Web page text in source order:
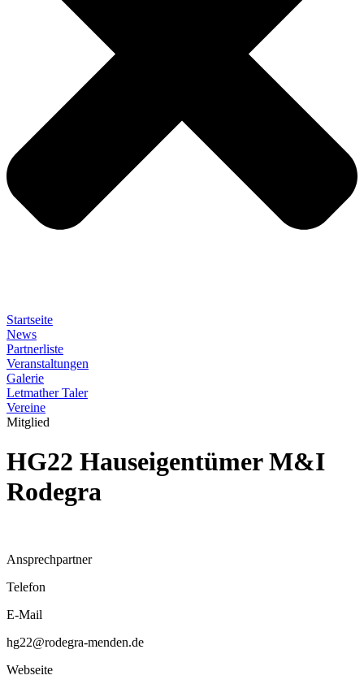
Startseite
News
Partnerliste
Veranstaltungen
Galerie
Letmather Taler
Vereine
Mitglied
HG22 Hauseigentümer M&I
Rodegra
Ansprechpartner
Telefon
E-Mail
hg22@rodegra-menden.de
Webseite